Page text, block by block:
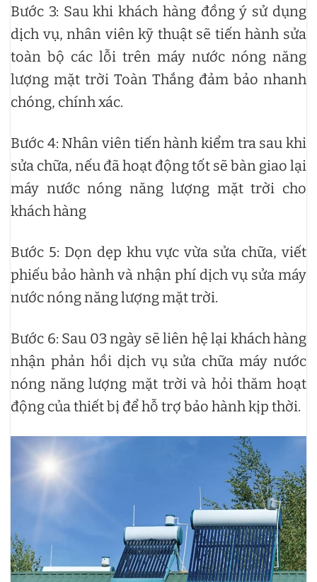
Bước 3: Sau khi khách hàng đồng ý sử dụng
dịch vụ, nhân viên kỹ thuật sẽ tiến hành sửa
toàn bộ các lỗi trên máy nước nóng năng
lượng mặt trời Toàn Thắng đảm bảo nhanh
chóng, chính xác.
Bước 4: Nhân viên tiến hành kiểm tra sau khi
sửa chữa, nếu đã hoạt động tốt sẽ bàn giao lại
máy nước nóng năng lượng mặt trời cho
khách hàng
Bước 5: Dọn dẹp khu vực vừa sửa chữa, viết
phiếu bảo hành và nhận phí dịch vụ sửa máy
nước nóng năng lượng mặt trời.
Bước 6: Sau 03 ngày sẽ liên hệ lại khách hàng
nhận phản hồi dịch vụ sửa chữa máy nước
nóng năng lượng mặt trời và hỏi thăm hoạt
động của thiết bị để hỗ trợ bảo hành kịp thời.